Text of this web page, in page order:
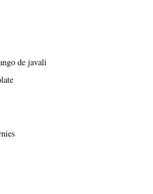
de javali